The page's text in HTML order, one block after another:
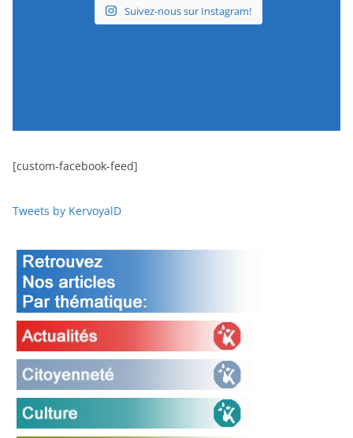
Suivez-nous sur Instagram!
[custom-facebook-feed]
Tweets by KervoyalD